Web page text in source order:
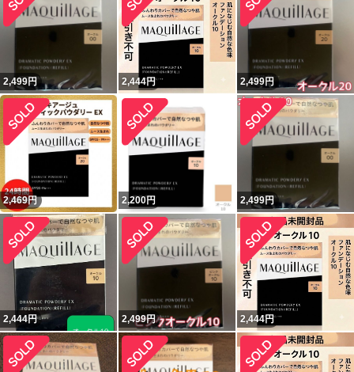
2,499円 2,444円 2,499円
2,469円 2,200円 2,499円
2,444円 2,499円 2,444円